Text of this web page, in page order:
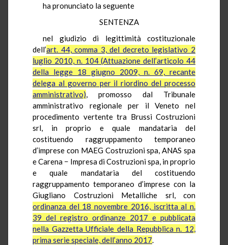
ha pronunciato la seguente
SENTENZA
nel giudizio di legittimità costituzionale
dell’art. 44, comma 3, del decreto legislativo 2
luglio 2010, n. 104 (Attuazione dell’articolo 44
della legge 18 giugno 2009, n. 69, recante
delega al governo per il riordino del processo
amministrativo), promosso dal Tribunale
amministrativo regionale per il Veneto nel
procedimento vertente tra Brussi Costruzioni
srl, in proprio e quale mandataria del
costituendo raggruppamento temporaneo
d’imprese con MAEG Costruzioni spa, ANAS spa
e Carena − Impresa di Costruzioni spa, in proprio
e quale mandataria del costituendo
raggruppamento temporaneo d’imprese con la
Giugliano Costruzioni Metalliche srl, con
ordinanza del 18 novembre 2016, iscritta al n.
39 del registro ordinanze 2017 e pubblicata
nella Gazzetta Ufficiale della Repubblica n. 12,
prima serie speciale, dell’anno 2017.